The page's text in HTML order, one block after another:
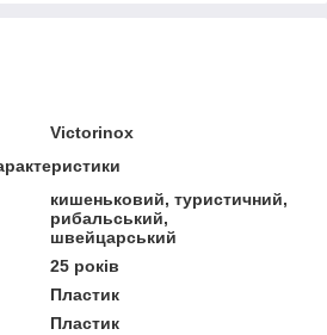
Victorinox
кишеньковий, туристичний,
рибальський,
швейцарський
25 років
Пластик
Пластик